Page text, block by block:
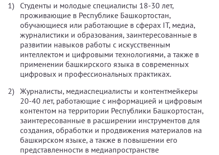
Студенты и молодые специалисты 18-30 лет,
проживающие в Республике Башкортостан,
обучающиеся или работающие в сферах IT, медиа,
журналистики и образования, заинтересованные в
развитии навыков работы с искусственным
интеллектом и цифровыми технологиями, а также в
применении башкирского языка в современных
цифровых и профессиональных практиках.
Журналисты, медиаспециалисты и контентмейкеры
20-40 лет, работающие с информацией и цифровым
контентом на территории Республики Башкортостан,
заинтересованные в расширении инструментов для
создания, обработки и продвижения материалов на
башкирском языке, а также в повышении его
представленности в медиапространстве